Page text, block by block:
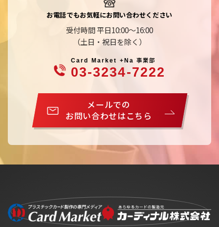
お電話でもお気軽にお問い合わせください
受付時間 平日10:00～16:00
（土日・祝日を除く）
Card Market +Na事業部
03-3234-7222
メールでの
お問い合わせはこちら